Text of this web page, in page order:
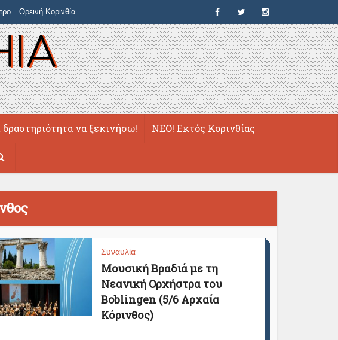
Ορεινή Κορινθία
δραστηριότητα να ξεκινήσω! ΝΕΟ! Εκτός Κορινθίας
Συναυλία
Μουσική Βραδιά με τη
Νεανική Ορχήστρα του
Boblingen (5/6 Αρχαία
Κόρινθος)